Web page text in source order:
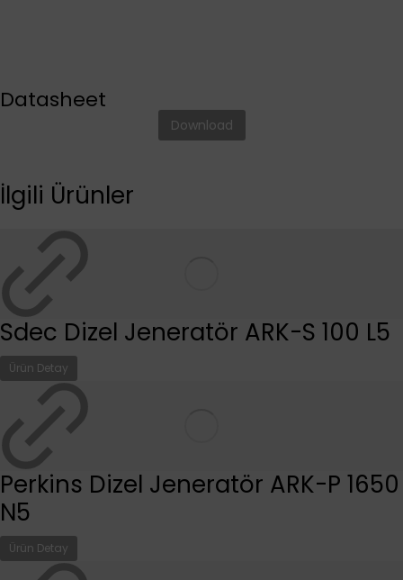
Datasheet
Download
İlgili Ürünler
Sdec Dizel Jeneratör ARK-S 100 L5
Ürün Detay
Perkins Dizel Jeneratör ARK-P 1650
N5
Ürün Detay